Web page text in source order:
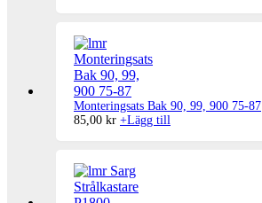
Monteringsats Bak 90, 99, 900 75-87
85,00 kr +Lägg till